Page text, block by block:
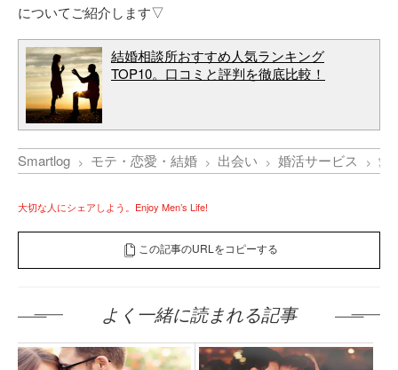
についてご紹介します▽
結婚相談所おすすめ人気ランキング
TOP10。口コミと評判を徹底比較！
Smartlog モテ・恋愛・結婚 出会い 婚活サービス 愛
大切な人にシェアしよう。Enjoy Men’s Life!
この記事のURLをコピーする
よく一緒に読まれる記事